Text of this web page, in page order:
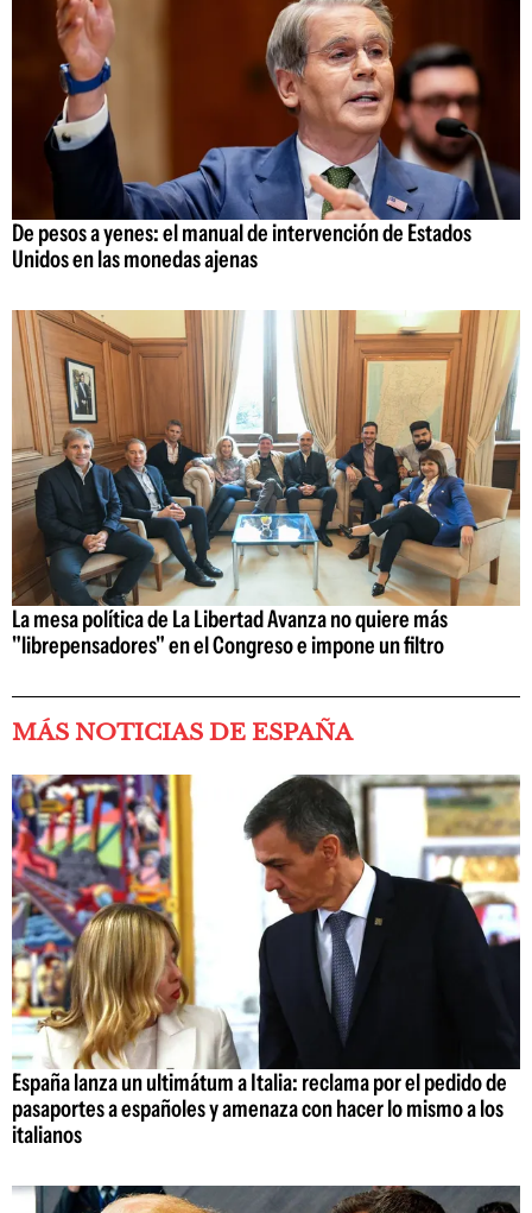
De pesos a yenes: el manual de intervención de Estados
Unidos en las monedas ajenas
La mesa política de La Libertad Avanza no quiere más
"librepensadores" en el Congreso e impone un filtro
MÁS NOTICIAS DE ESPAÑA
España lanza un ultimátum a Italia: reclama por el pedido de
pasaportes a españoles y amenaza con hacer lo mismo a los
italianos